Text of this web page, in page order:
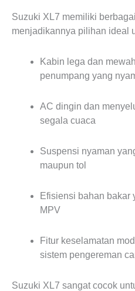
Suzuki XL7 memiliki
menjadikannya pilihan ideal
Kabin lega dan
penumpang yang
AC dingin dan
segala cuaca
Suspensi nyaman
maupun tol
Efisiensi bahan bakar
MPV
Fitur keselamatan
sistem pengereman
Suzuki XL7 sangat cocok